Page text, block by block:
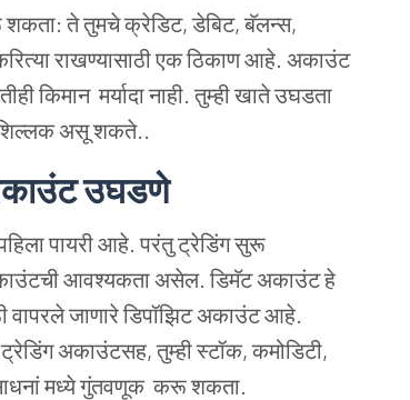
शकता: ते तुमचे क्रेडिट, डेबिट, बॅलन्स,
राखण्यासाठी एक ठिकाण आहे. अकाउंट
किमान मर्यादा नाही. तुम्ही खाते उघडता
शिल्लक असू शकते..
उघडणे
पायरी आहे. परंतु ट्रेडिंग सुरू
आवश्यकता असेल. डिमॅट अकाउंट हे
वापरले जाणारे डिपॉझिट अकाउंट आहे.
अकाउंटसह, तुम्ही स्टॉक, कमोडिटी,
साधनां मध्ये गुंतवणूक करू शकता.